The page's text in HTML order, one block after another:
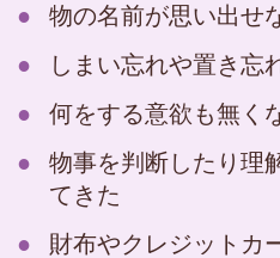
物の名前が思い出せ
しまい忘れや置き忘
何をする意欲も無く
物事を判断したり理
てきた
財布やクレジットカ